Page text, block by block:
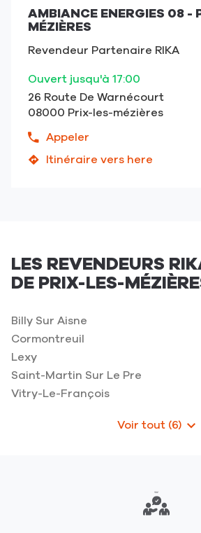
RIKA
Point
de
vente
AMBIANCE ENERGIES 08 -
MÉZIÈRES
Revendeur Partenaire RIKA
Ouvert jusqu'à 17:00
26 Route De Warnécourt
08000 Prix-les-mézières
Appeler
Afficher
le
vente
AMBIANCE
08
-
Prix
les
Mézières
Itinéraire vers here
jusqu'au
08
-
Prix
Mézières
LES REVENDEURS
DE PRIX-LES-
Billy Sur Aisne
Cormontreuil
Lexy
Saint-Martin Sur Le Pre
Vitry-Le-François
Voir tout (6)
de